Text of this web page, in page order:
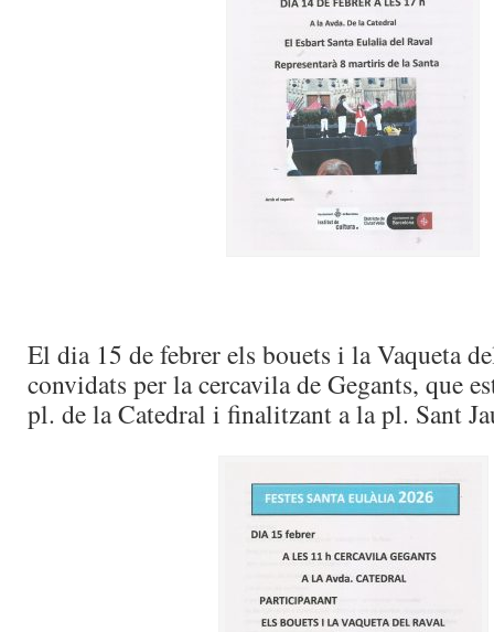
El dia 15 de febrer els bouets i la Vaqueta
convidats per la cercavila de Gegants, que
pl. de la Catedral i finalitzant a la pl. Sant